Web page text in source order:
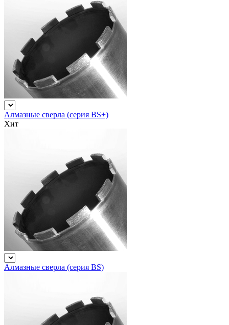
Алмазные сверла (серия BS+)
Хит
Алмазные сверла (серия BS)